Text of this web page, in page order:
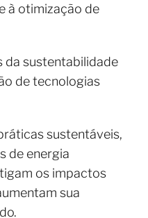
à otimização de
da sustentabilidade
de tecnologias
sustentáveis,
de energia
os impactos
sua